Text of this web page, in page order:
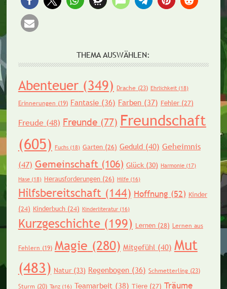
THEMA AUSWÄHLEN:
Abenteuer(349) Drache (23) Ehrlichkeit(18)
Erinnerungen (19) Fantasie(36) Farben(37) Fehler(27)
Freude(48) Freunde(77) Freundschaft
(605) Fuchs(18) Garten(26) Geduld(40) Geheimnis
(47) Gemeinschaft(106) Glück(30) Harmonie(17)
Hase(18) Herausforderungen(26) Hilfe(16)
Hilfsbereitschaft (144) Hoffnung (52) Kinder
(24) Kinderbuch(24) Kinderliteratur(16)
Kurzgeschichte(199) Lernen(28) Lernen aus
Fehlern (19) Magie (280) Mitgefühl(40) Mut
(483) Natur(33) Regenbogen(36) Schmetterling(23)
Sturm(20) Tanz(16) Teamarbeit(38) Tiere(27) Träume